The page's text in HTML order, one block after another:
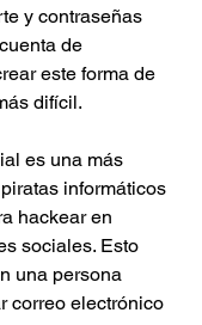
y contraseñas
de
este forma de
difícil.
es una más
informáticos
hackear en
sociales. Esto
una persona
correo electrónico